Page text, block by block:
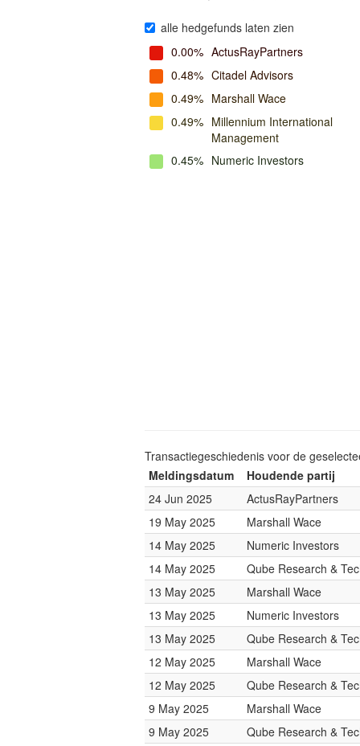
alle hedgefunds laten zien
0.00% ActusRayPartners
0.48% Citadel Advisors
0.49% Marshall Wace
0.49% Millennium International
Management
0.45% Numeric Investors
Transactiegeschiedenis voor de
Meldingsdatum
Houdende partij
24 Jun 2025
ActusRayPartners
19 May 2025
Marshall Wace
14 May 2025
Numeric Investors
14 May 2025
Qube Research &
13 May 2025
Marshall Wace
13 May 2025
Numeric Investors
13 May 2025
Qube Research &
12 May 2025
Marshall Wace
12 May 2025
Qube Research &
9 May 2025
Marshall Wace
9 May 2025
Qube Research &